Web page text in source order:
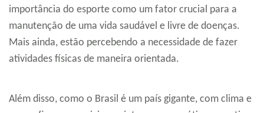
importância do esporte como um fator crucial para a
manutenção de uma vida saudável e livre de doenças.
Mais ainda, estão percebendo a necessidade de fazer
atividades físicas de maneira orientada.
Além disso, como o Brasil é um país gigante, com clima e